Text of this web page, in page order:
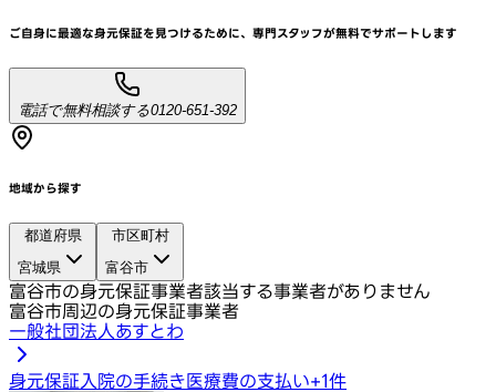
ご自身に最適な身元保証を見つけるために、 専門スタッフが無料でサポートします
電話で無料相談する0120-651-392
地域から探す
都道府県
宮城県
市区町村
富谷市
富谷市の身元保証事業者該当する事業者がありません
富谷市周辺の身元保証事業者
一般社団法人あすとわ
身元保証 入院の手続き医療費の支払い+1件